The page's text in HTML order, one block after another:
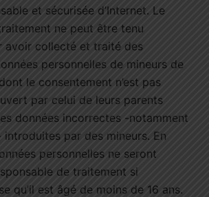
et sécurisée d’Internet. Le
ne peut être tenu
avoir collecté et traité des
personnelles de mineurs de
le consentement n’est pas
par celui de leurs parents
données incorrectes -notamment
introduites par des mineurs. En
personnelles ne seront
de traitement si
qu’il est âgé de moins de 16 ans.